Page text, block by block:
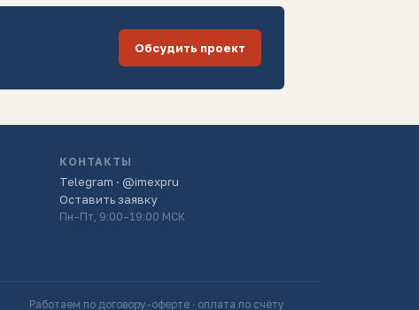
Обсудить проект
КОНТАКТЫ
Telegram · @imexpru
Оставить заявку
Пн–Пт, 9:00–19:00 МСК
Работаем по договору-оферте · оплата по счёту